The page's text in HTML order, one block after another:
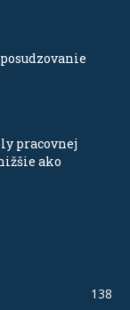
pracovnej
ako
138